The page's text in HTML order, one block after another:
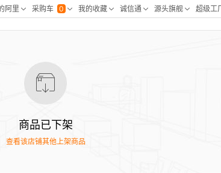
商品已下架
查看该店铺其他上架商品